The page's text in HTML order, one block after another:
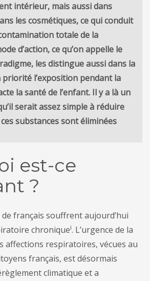
intérieur, mais aussi dans
les cosmétiques, ce qui conduit
totale de la
d’action, ce qu’on appelle le
les distingue aussi dans la
priorité l’exposition pendant la
la santé de l’enfant. Il y a là un
serait assez simple à réduire
substances sont éliminées
est-ce
?
français souffrent aujourd’hui
chroniquei. L’urgence de la
affections respiratoires, vécues au
français, est désormais
climatique et a